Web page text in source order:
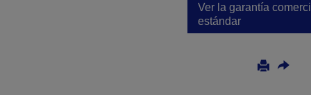
Ver la garantía
estándar